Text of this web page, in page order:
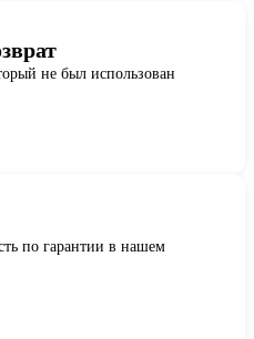
не был использован
по гарантии в нашем